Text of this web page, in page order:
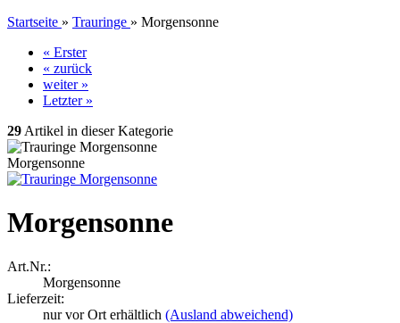
Startseite » Trauringe » Morgensonne
« Erster
« zurück
weiter »
Letzter »
29 Artikel in dieser Kategorie
Morgensonne
Morgensonne
Art.Nr.:
Morgensonne
Lieferzeit:
nur vor Ort erhältlich (Ausland abweichend)